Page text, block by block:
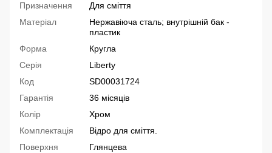
Призначення
Для сміття
Матеріал
Нержавіюча сталь; внутрішній бак -
пластик
Форма
Кругла
Серія
Liberty
Код
SD00031724
Гарантія
36 місяців
Колір
Хром
Комплектація
Відро для сміття.
Поверхня
Глянцева